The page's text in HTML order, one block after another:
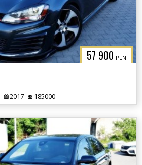
57 900 PLN
2017 185000